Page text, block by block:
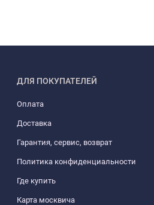
ДЛЯ ПОКУПАТЕЛЕЙ
Оплата
Доставка
Гарантия, сервис, возврат
Политика конфиденциальности
Где купить
Карта москвича